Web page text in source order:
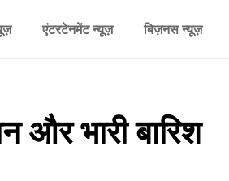
एंटरटेनमेंट न्यूज़ बिज़नस न्यूज़
भारी बारिश